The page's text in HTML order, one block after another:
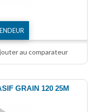
au comparateur
GRAIN 120 25M